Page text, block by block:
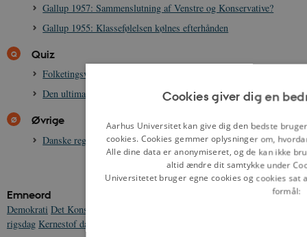
Gallup 1957: Sammenslutning af Venstre og Konservative?
Gallup 1955: Klassefølelsen kølnes efterhånden
Quiz
Folketingsvalgsquiz 1953-1968
Den ultimative folketingsvalgsquiz
Øvrige
Danske regeringer 1953-1968
Emneord
Demokrati Det Konservative Folkeparti
rigsdag Kernestof dansk demokrati
Cookies giver dig en
Aarhus Universitet kan give dig den bedste
cookies. Cookies gemmer oplysninger om,
Alle dine data er anonymiseret, og de kan ikke
altid ændre dit samtykke under
Universitetet bruger egne cookies og cookies
formål: